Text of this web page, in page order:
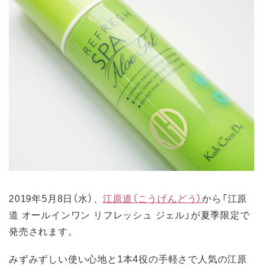
2019年5月8日（水）、江原道（こうげんどう）から「江原
道 オールインワン リフレッシュ ジェル」が夏季限定で
発売されます。
みずみずしい使い心地と1本4役の手軽さで人気の江原